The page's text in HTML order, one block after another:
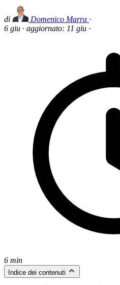
di Domenico Marra ·
6 giu · aggiornato: 11 giu ·
6 min
Indice dei contenuti